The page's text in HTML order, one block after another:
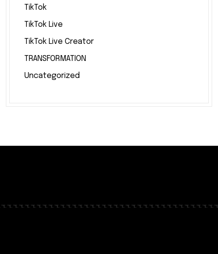
TikTok
TikTok Live
TikTok Live Creator
TRANSFORMATION
Uncategorized